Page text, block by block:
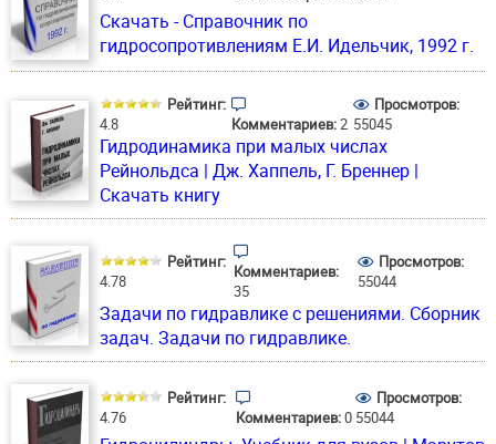
Скачать - Справочник по
гидросопротивлениям E.И. Идельчик, 1992 г.
Рейтинг:
4.8
Комментариев:2
Просмотров:
55045
Гидродинамика при малых числах
Рейнольдса | Дж. Хаппель, Г. Бреннер |
Скачать книгу
Рейтинг:
4.78
Комментариев:
35
Просмотров:
55044
Задачи по гидравлике с решениями. Сборник
задач. Задачи по гидравлике.
Рейтинг:
4.76
Комментариев:0
Просмотров:
55044